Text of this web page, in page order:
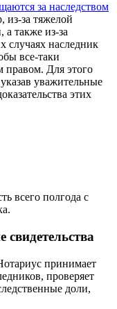
за наследством
за тяжелой
также из-за
случаях наследник
все-таки
правом. Для этого
уважительные
этих
всего полгода с
свидетельства
принимает
проверяет
доли,